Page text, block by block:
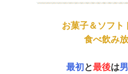
お菓子＆ソフト
食べ飲み
最初 と最後は男